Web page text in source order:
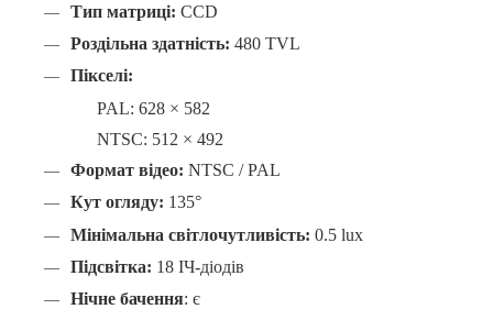
Тип матриці: CCD
Роздільна здатність: 480 TVL
Пікселі:
PAL: 628 × 582
NTSC: 512 × 492
Формат відео: NTSC / PAL
Кут огляду: 135°
Мінімальна світлочутливість: 0.5 lux
Підсвітка: 18 ІЧ-діодів
Нічне бачення: є